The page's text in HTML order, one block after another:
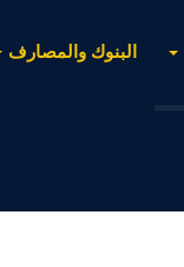
البنوك والمصارف